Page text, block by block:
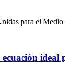
para el Medio